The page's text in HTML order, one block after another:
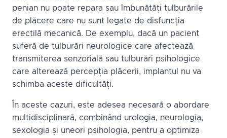
penian nu poate repara sau îmbunătăți tulburările
de plăcere care nu sunt legate de disfuncția
erectilă mecanică. De exemplu, dacă un pacient
suferă de tulburări neurologice care afectează
transmiterea senzorială sau tulburări psihologice
care alterează percepția plăcerii, implantul nu va
schimba aceste dificultăți.
În aceste cazuri, este adesea necesară o abordare
multidisciplinară, combinând urologia, neurologia,
sexologia și uneori psihologia, pentru a optimiza